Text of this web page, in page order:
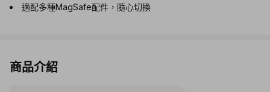
適配多種MagSafe配件，隨心切換
商品介紹